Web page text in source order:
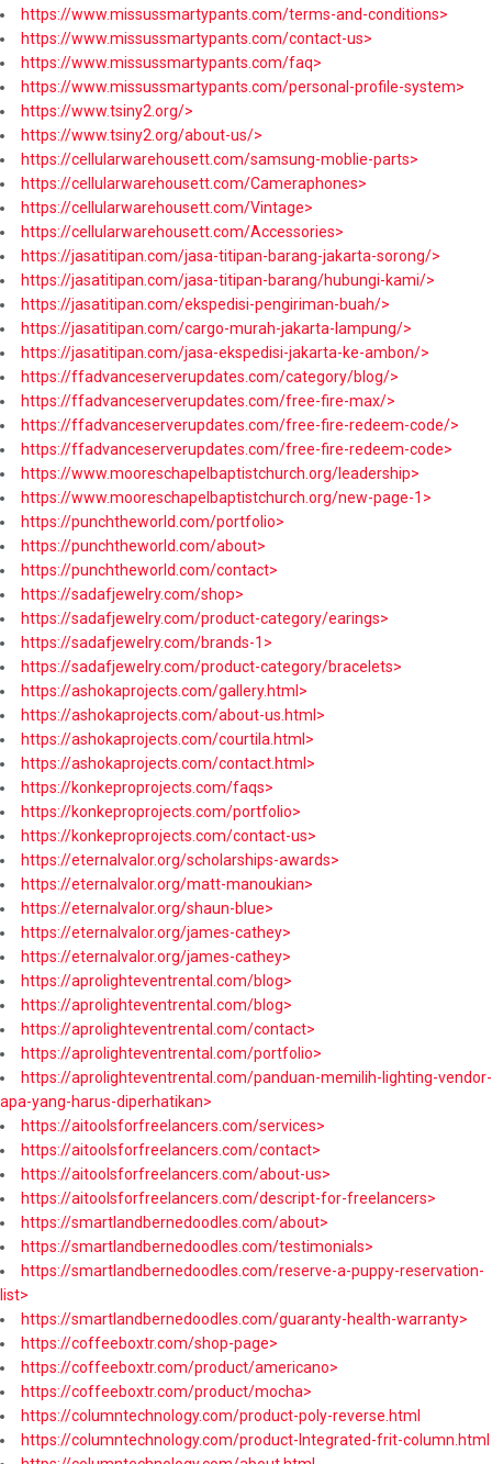
https://www.missussmartypants.com/terms-and-conditions>
https://www.missussmartypants.com/contact-us>
https://www.missussmartypants.com/faq>
https://www.missussmartypants.com/personal-profile-system>
https://www.tsiny2.org/>
https://www.tsiny2.org/about-us/>
https://cellularwarehousett.com/samsung-moblie-parts>
https://cellularwarehousett.com/Cameraphones>
https://cellularwarehousett.com/Vintage>
https://cellularwarehousett.com/Accessories>
https://jasatitipan.com/jasa-titipan-barang-jakarta-sorong/>
https://jasatitipan.com/jasa-titipan-barang/hubungi-kami/>
https://jasatitipan.com/ekspedisi-pengiriman-buah/>
https://jasatitipan.com/cargo-murah-jakarta-lampung/>
https://jasatitipan.com/jasa-ekspedisi-jakarta-ke-ambon/>
https://ffadvanceserverupdates.com/category/blog/>
https://ffadvanceserverupdates.com/free-fire-max/>
https://ffadvanceserverupdates.com/free-fire-redeem-code/>
https://ffadvanceserverupdates.com/free-fire-redeem-code>
https://www.mooreschapelbaptistchurch.org/leadership>
https://www.mooreschapelbaptistchurch.org/new-page-1>
https://punchtheworld.com/portfolio>
https://punchtheworld.com/about>
https://punchtheworld.com/contact>
https://sadafjewelry.com/shop>
https://sadafjewelry.com/product-category/earings>
https://sadafjewelry.com/brands-1>
https://sadafjewelry.com/product-category/bracelets>
https://ashokaprojects.com/gallery.html>
https://ashokaprojects.com/about-us.html>
https://ashokaprojects.com/courtila.html>
https://ashokaprojects.com/contact.html>
https://konkeproprojects.com/faqs>
https://konkeproprojects.com/portfolio>
https://konkeproprojects.com/contact-us>
https://eternalvalor.org/scholarships-awards>
https://eternalvalor.org/matt-manoukian>
https://eternalvalor.org/shaun-blue>
https://eternalvalor.org/james-cathey>
https://eternalvalor.org/james-cathey>
https://aprolighteventrental.com/blog>
https://aprolighteventrental.com/blog>
https://aprolighteventrental.com/contact>
https://aprolighteventrental.com/portfolio>
https://aprolighteventrental.com/panduan-memilih-lighting-vendor-
apa-yang-harus-diperhatikan>
https://aitoolsforfreelancers.com/services>
https://aitoolsforfreelancers.com/contact>
https://aitoolsforfreelancers.com/about-us>
https://aitoolsforfreelancers.com/descript-for-freelancers>
https://smartlandbernedoodles.com/about>
https://smartlandbernedoodles.com/testimonials>
https://smartlandbernedoodles.com/reserve-a-puppy-reservation-
list>
https://smartlandbernedoodles.com/guaranty-health-warranty>
https://coffeeboxtr.com/shop-page>
https://coffeeboxtr.com/product/americano>
https://coffeeboxtr.com/product/mocha>
https://columntechnology.com/product-poly-reverse.html
https://columntechnology.com/product-Integrated-frit-column.html